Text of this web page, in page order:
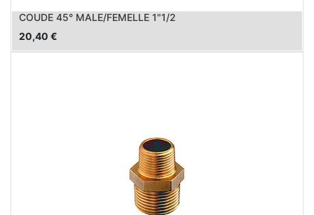
COUDE 45° MALE/FEMELLE 1"1/2
20,40 €